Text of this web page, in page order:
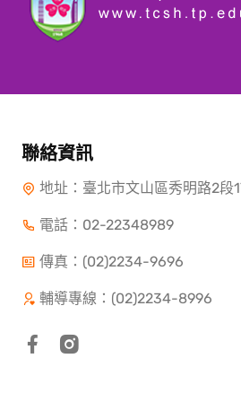
聯絡資訊
地址：臺北市文山區秀明路2段
電話： 02-22348989
傳真：(02)2234-9696
輔導專線：(02)2234-8996